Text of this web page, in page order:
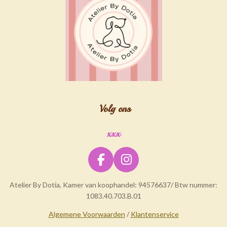
Volg ons
xxx
F
c
e
b
I
s
t
a
Atelier By Dotia, Kamer van koophandel: 94576637/ Btw nummer:
1083.40.703.B.01
Algemene Voorwaarden / Klantenservice